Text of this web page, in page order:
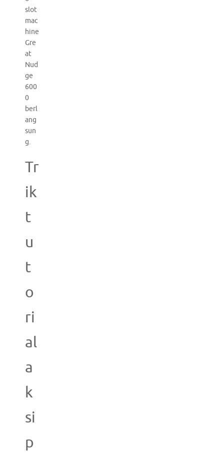
slot
mac
hine
Gre
at
Nud
ge
600
0
berl
ang
sun
g.
Tr
ik
t
u
t
o
ri
al
a
k
si
p